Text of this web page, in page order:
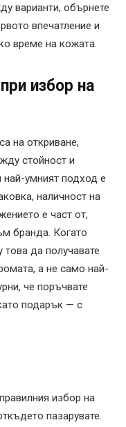
варианти, обърнете
впечатление и
време на кожата.
избор на
на откриване,
стойност и
най-умният подход е
наличност на
е част от,
бранда. Когато
това да получавате
а не само най-
че поръчвате
подарък — с
избор на
пазарувате.